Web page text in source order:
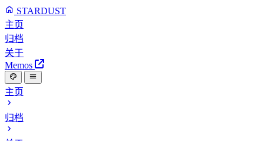
STARDUST
主页
归档
关于
Memos
主页
归档